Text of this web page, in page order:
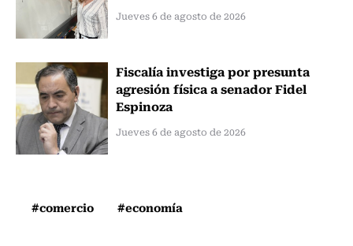
Jueves 6 de agosto de 2026
Fiscalía investiga por presunta
agresión física a senador Fidel
Espinoza
Jueves 6 de agosto de 2026
#comercio #economía